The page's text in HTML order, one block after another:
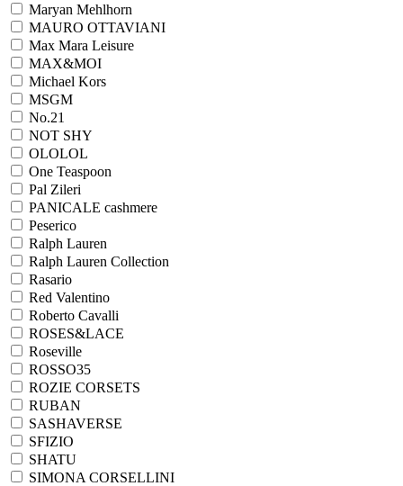
Maryan Mehlhorn
MAURO OTTAVIANI
Max Mara Leisure
MAX&MOI
Michael Kors
MSGM
No.21
NOT SHY
OLOLOL
One Teaspoon
Pal Zileri
PANICALE cashmere
Peserico
Ralph Lauren
Ralph Lаuren Collection
Rasario
Red Valentino
Roberto Cavalli
ROSES&LACE
Roseville
ROSSO35
ROZIE CORSETS
RUBAN
SASHAVERSE
SFIZIO
SHATU
SIMONA CORSELLINI